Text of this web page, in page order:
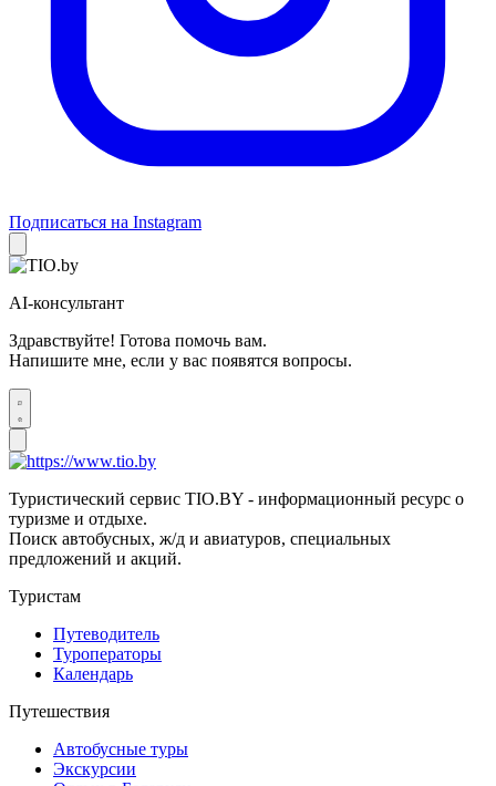
Подписаться на Instagram
AI-консультант
Здравствуйте! Готова помочь вам.
Напишите мне, если у вас появятся вопросы.
Туристический сервис TIO.BY - информационный ресурс о
туризме и отдыхе.
Поиск автобусных, ж/д и авиатуров, специальных
предложений и акций.
Туристам
Путеводитель
Туроператоры
Календарь
Путешествия
Автобусные туры
Экскурсии